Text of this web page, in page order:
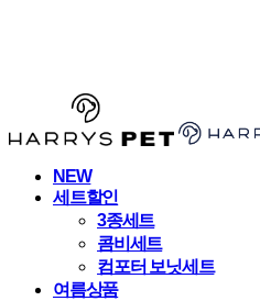
NEW
세트할인
3종세트
콤비세트
컴포터 보닛세트
여름상품